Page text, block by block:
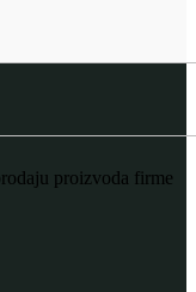
proizvoda firme